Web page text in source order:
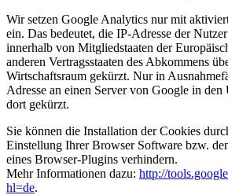
Wir setzen Google Analytics nur mit
ein. Das bedeutet, die IP-Adresse der
innerhalb von Mitgliedstaaten der
anderen Vertragsstaaten des Abkommens
Wirtschaftsraum gekürzt. Nur in
Adresse an einen Server von Google in den
dort gekürzt.
Sie können die Installation der Cookies
Einstellung Ihrer Browser Software bzw.
eines Browser-Plugins verhindern.
Mehr Informationen dazu: http://
hl=de.